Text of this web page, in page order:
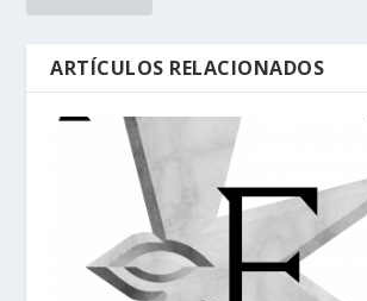
ARTÍCULOS RELACIONADOS